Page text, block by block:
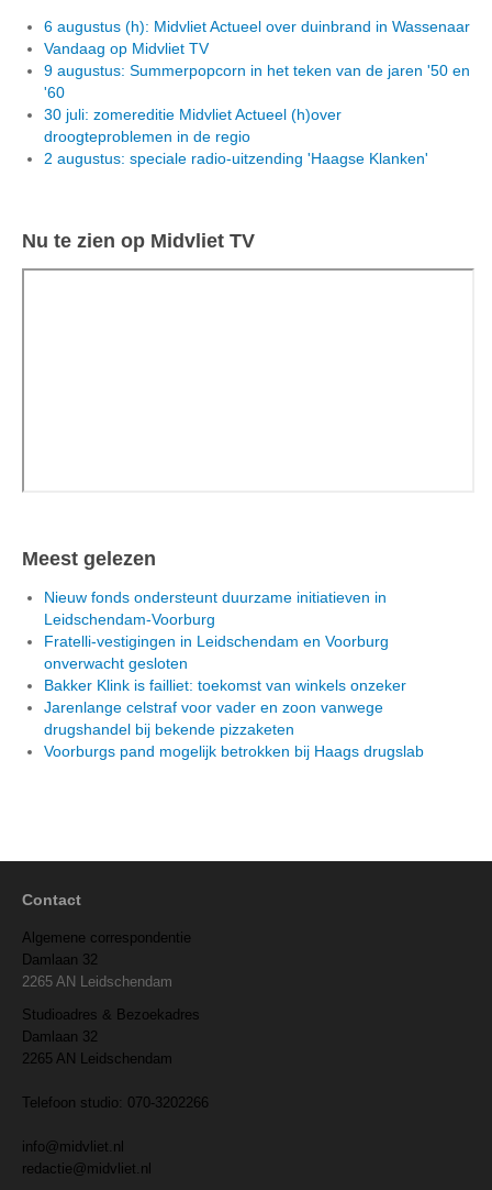
6 augustus (h): Midvliet Actueel over duinbrand in Wassenaar
Vandaag op Midvliet TV
9 augustus: Summerpopcorn in het teken van de jaren '50 en
'60
30 juli: zomereditie Midvliet Actueel (h)over
droogteproblemen in de regio
2 augustus: speciale radio-uitzending 'Haagse Klanken'
Nu te zien op Midvliet TV
Meest gelezen
Nieuw fonds ondersteunt duurzame initiatieven in
Leidschendam-Voorburg
Fratelli-vestigingen in Leidschendam en Voorburg
onverwacht gesloten
Bakker Klink is failliet: toekomst van winkels onzeker
Jarenlange celstraf voor vader en zoon vanwege
drugshandel bij bekende pizzaketen
Voorburgs pand mogelijk betrokken bij Haags drugslab
Contact
Algemene correspondentie
Damlaan 32
2265 AN Leidschendam
Studioadres & Bezoekadres
Damlaan 32
2265 AN Leidschendam
Telefoon studio: 070-3202266
info@midvliet.nl
redactie@midvliet.nl